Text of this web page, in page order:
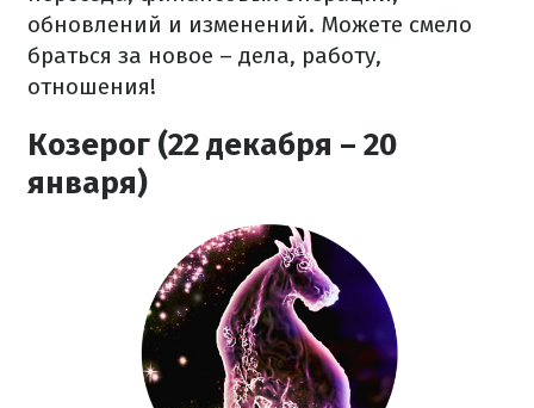
обновлений и изменений. Можете смело
браться за новое – дела, работу,
отношения!
Козерог (22 декабря – 20
января)